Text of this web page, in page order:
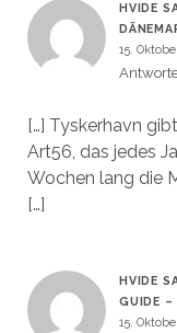
HVIDE
15.
[…] Tyskerhavn
Art56, das jedes
Wochen lang die
[…]
HVIDE
GUIDE –
15.